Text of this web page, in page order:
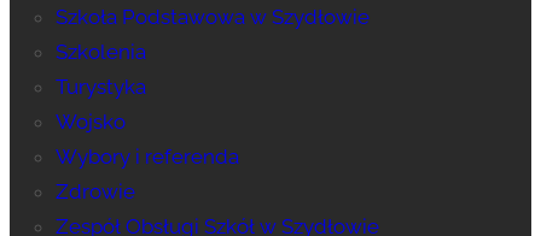
Szkoła Podstawowa w Szydłowie
Szkolenia
Turystyka
Wojsko
Wybory i referenda
Zdrowie
Zespół Obsługi Szkół w Szydłowie